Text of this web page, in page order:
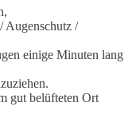
Augenschutz /
einige Minuten lang
gut belüfteten Ort